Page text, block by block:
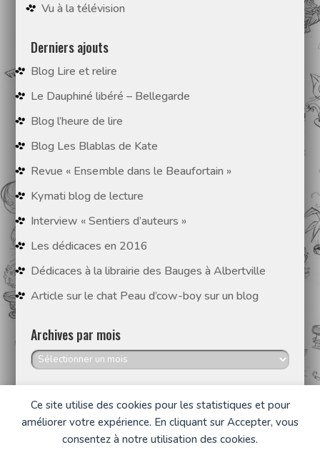
Ce site utilise des cookies pour les statistiques et pour
améliorer votre expérience. En cliquant sur Accepter, vous
consentez à notre utilisation des cookies.
Vu à la télévision
Derniers ajouts
Blog Lire et relire
Le Dauphiné libéré – Bellegarde
Blog l’heure de lire
Blog Les Blablas de Kate
Revue « Ensemble dans le Beaufortain »
Kymati blog de lecture
Interview « Sentiers d’auteurs »
Les dédicaces en 2016
Dédicaces à la librairie des Bauges à Albertville
Article sur le chat Peau d’cow-boy sur un blog
Archives par mois
Archives